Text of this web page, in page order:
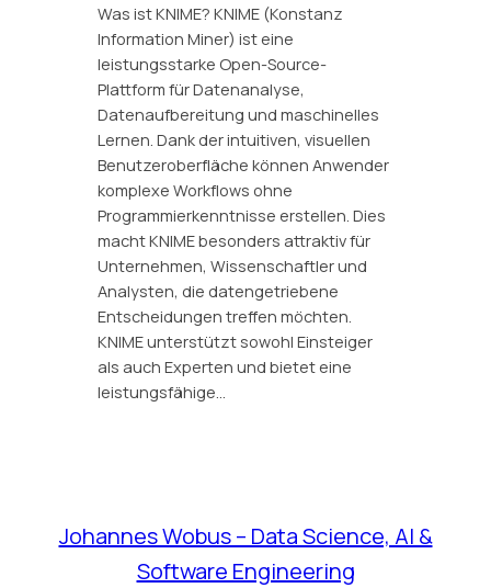
Was ist KNIME? KNIME (Konstanz
Information Miner) ist eine
leistungsstarke Open-Source-
Plattform für Datenanalyse,
Datenaufbereitung und maschinelles
Lernen. Dank der intuitiven, visuellen
Benutzeroberfläche können Anwender
komplexe Workflows ohne
Programmierkenntnisse erstellen. Dies
macht KNIME besonders attraktiv für
Unternehmen, Wissenschaftler und
Analysten, die datengetriebene
Entscheidungen treffen möchten.
KNIME unterstützt sowohl Einsteiger
als auch Experten und bietet eine
leistungsfähige…
Johannes Wobus – Data Science, AI &
Software Engineering